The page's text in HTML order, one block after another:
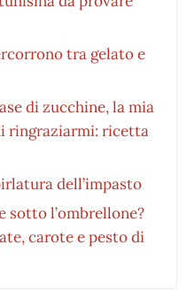
tra gelato e
di zucchine, la mia
ringraziarmi: ricetta
dell’impasto
sotto l’ombrellone?
carote e pesto di